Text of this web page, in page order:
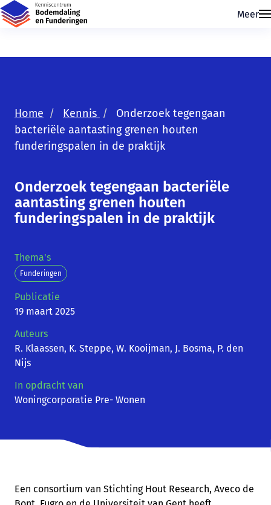
Meer
Home Kennis
Onderzoek tegengaan
bacteriële aantasting grenen houten
funderingspalen in de praktijk
Onderzoek tegengaan bacteriële
aantasting grenen houten
funderingspalen in de praktijk
Thema's
Funderingen
Publicatie
19 maart 2025
Auteurs
R. Klaassen, K. Steppe, W. Kooijman, J. Bosma, P. den
Nijs
In opdracht van
Woningcorporatie Pre- Wonen
Een consortium van Stichting Hout Research, Aveco de